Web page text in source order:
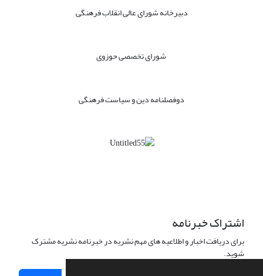
دبیرخانه شورای عالی انقلاب فرهنگی
شورای تخصصی حوزوی
دوفصلنامه دین و سیاست فرهنگی
اشتراک خبرنامه
برای دریافت اخبار و اطلاعیه های مهم نشریه در خبرنامه نشریه مشترک
شوید.